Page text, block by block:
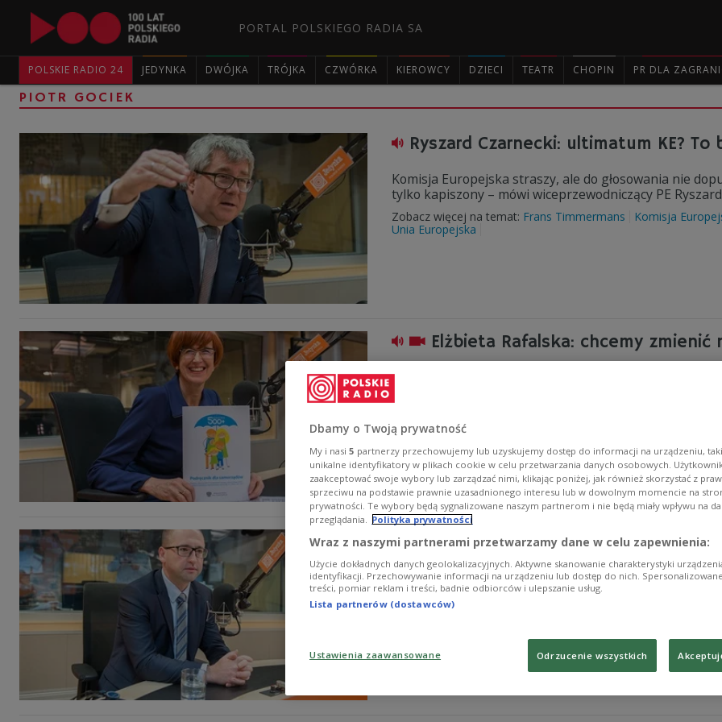
PORTAL POLSKIEGO RADIA SA
POLSKIE RADIO 24 JEDYNKA DWÓJKA TRÓJKA CZWÓRKA KIEROWCY DZIECI TEATR CHOPIN PR DLA
PIOTR GOCIEK
Ryszard Czarnecki: ultimatum KE? To
Komisja Europejska straszy, ale do głosowania nie
tylko kapiszony – mówi wiceprzewodniczący PE
Zobacz więcej na temat: Frans Timmermans Komisja
Unia Europejska
Elżbieta Rafalska: chcemy
- Pieniądze zawsze budzą emocje. Celem programu
Adam Bielan: "ultimatum" źle się
- Używanie takiego języka jest błędem. Idee, które
sformułowania - mówił w "Sygnałach dnia"
Zobacz więcej na temat:
Dbamy o Twoją prywatność
My i nasi 5 partnerzy przechowujemy lub uzyskujemy dostęp do informacji na urządzeniu,
unikalne identyfikatory w plikach cookie w celu przetwarzania danych osobowych.
zaakceptować swoje wybory lub zarządzać nimi, klikając poniżej, jak również skorzystać z
sprzeciwu na podstawie prawnie uzasadnionego interesu lub w dowolnym momencie na
prywatności. Te wybory będą sygnalizowane naszym partnerom i nie będą miały wpływu na
przeglądania. Polityka prywatności
Wraz z naszymi partnerami przetwarzamy dane w celu zapewnienia:
Użycie dokładnych danych geolokalizacyjnych. Aktywne skanowanie charakterystyki
identyfikacji. Przechowywanie informacji na urządzeniu lub dostęp do nich.
treści, pomiar reklam i treści, badnie odbiorców i ulepszanie usług.
Lista partnerów (dostawców)
Ustawienia zaawansowane Odrzucenie wszystkich